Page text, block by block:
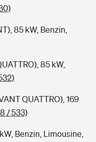
85 kW, Benzin,
85 kW,
QUATTRO), 169
/ 533)
Benzin, Limousine,